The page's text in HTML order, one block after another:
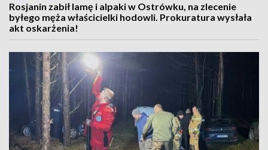
Rosjanin zabił lamę i alpaki w Ostrówku, na zlecenie
byłego męża właścicielki hodowli. Prokuratura wysłała
akt oskarżenia!